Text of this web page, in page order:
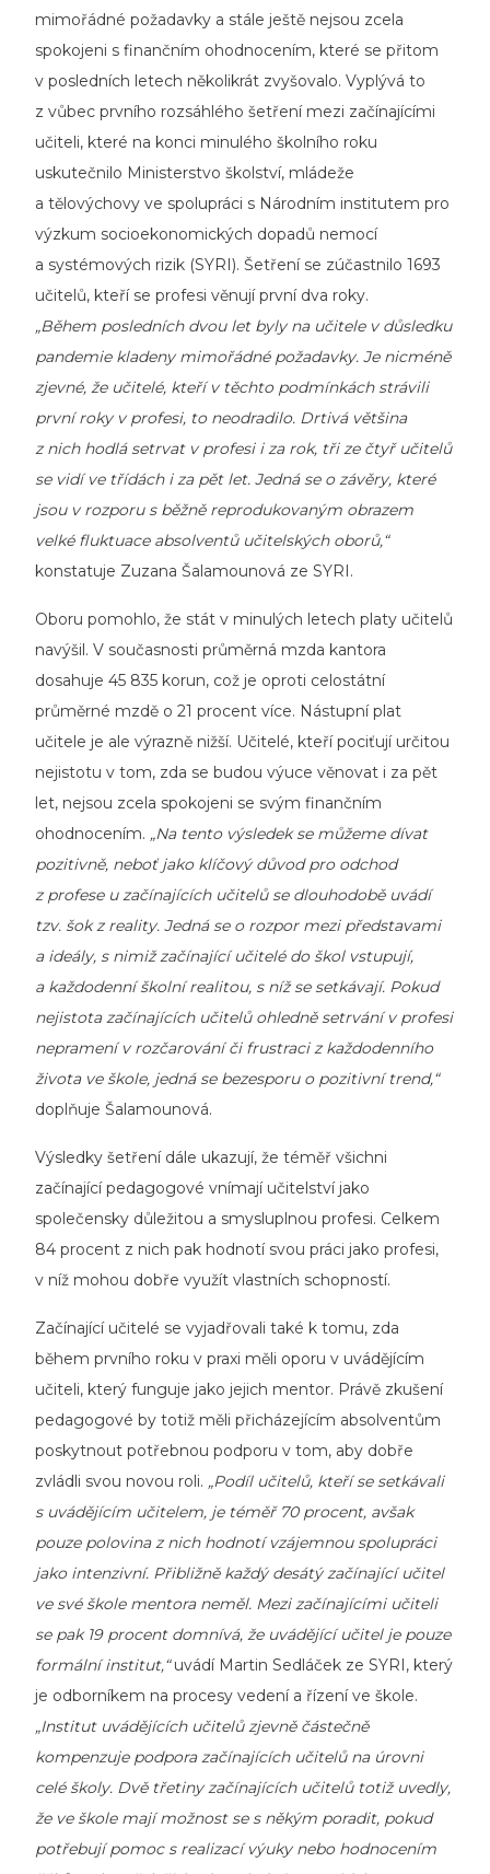
mimořádné požadavky a stále ještě nejsou zcela
spokojeni s finančním ohodnocením, které se přitom
v posledních letech několikrát zvyšovalo. Vyplývá to
z vůbec prvního rozsáhlého šetření mezi začínajícími
učiteli, které na konci minulého školního roku
uskutečnilo Ministerstvo školství, mládeže
a tělovýchovy ve spolupráci s Národním institutem pro
výzkum socioekonomických dopadů nemocí
a systémových rizik (SYRI). Šetření se zúčastnilo 1693
učitelů, kteří se profesi věnují první dva roky.
„Během posledních dvou let byly na učitele v důsledku
pandemie kladeny mimořádné požadavky. Je nicméně
zjevné, že učitelé, kteří v těchto podmínkách strávili
první roky v profesi, to neodradilo. Drtivá většina
z nich hodlá setrvat v profesi i za rok, tři ze čtyř učitelů
se vidí ve třídách i za pět let. Jedná se o závěry, které
jsou v rozporu s běžně reprodukovaným obrazem
velké fluktuace absolventů učitelských oborů,“
konstatuje Zuzana Šalamounová ze SYRI.
Oboru pomohlo, že stát v minulých letech platy učitelů
navýšil. V současnosti průměrná mzda kantora
dosahuje 45 835 korun, což je oproti celostátní
průměrné mzdě o 21 procent více. Nástupní plat
učitele je ale výrazně nižší. Učitelé, kteří pociťují určitou
nejistotu v tom, zda se budou výuce věnovat i za pět
let, nejsou zcela spokojeni se svým finančním
ohodnocením. „Na tento výsledek se můžeme dívat
pozitivně, neboť jako klíčový důvod pro odchod
z profese u začínajících učitelů se dlouhodobě uvádí
tzv. šok z reality. Jedná se o rozpor mezi představami
a ideály, s nimiž začínající učitelé do škol vstupují,
a každodenní školní realitou, s níž se setkávají. Pokud
nejistota začínajících učitelů ohledně setrvání v profesi
nepramení v rozčarování či frustraci z každodenního
života ve škole, jedná se bezesporu o pozitivní trend,“
doplňuje Šalamounová.
Výsledky šetření dále ukazují, že téměř všichni
začínající pedagogové vnímají učitelství jako
společensky důležitou a smysluplnou profesi. Celkem
84 procent z nich pak hodnotí svou práci jako profesi,
v níž mohou dobře využít vlastních schopností.
Začínající učitelé se vyjadřovali také k tomu, zda
během prvního roku v praxi měli oporu v uvádějícím
učiteli, který funguje jako jejich mentor. Právě zkušení
pedagogové by totiž měli přicházejícím absolventům
poskytnout potřebnou podporu v tom, aby dobře
zvládli svou novou roli. „Podíl učitelů, kteří se setkávali
s uvádějícím učitelem, je téměř 70 procent, avšak
pouze polovina z nich hodnotí vzájemnou spolupráci
jako intenzivní. Přibližně každý desátý začínající učitel
ve své škole mentora neměl. Mezi začínajícími učiteli
se pak 19 procent domnívá, že uvádějící učitel je pouze
formální institut,“uvádí Martin Sedláček ze SYRI, který
je odborníkem na procesy vedení a řízení ve škole.
„Institut uvádějících učitelů zjevně částečně
kompenzuje podpora začínajících učitelů na úrovni
celé školy. Dvě třetiny začínajících učitelů totiž uvedly,
že ve škole mají možnost se s někým poradit, pokud
potřebují pomoc s realizací výuky nebo hodnocením